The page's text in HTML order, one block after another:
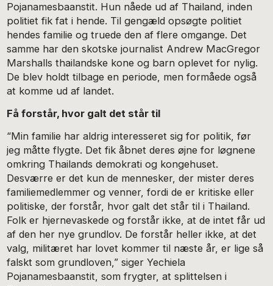
Pojanamesbaanstit. Hun nåede ud af Thailand, inden
politiet fik fat i hende. Til gengæld opsøgte politiet
hendes familie og truede den af flere omgange. Det
samme har den skotske journalist Andrew MacGregor
Marshalls thailandske kone og barn oplevet for nylig.
De blev holdt tilbage en periode, men formåede også
at komme ud af landet.
Få forstår, hvor galt det står til
“Min familie har aldrig interesseret sig for politik, før
jeg måtte flygte. Det fik åbnet deres øjne for løgnene
omkring Thailands demokrati og kongehuset.
Desværre er det kun de mennesker, der mister deres
familiemedlemmer og venner, fordi de er kritiske eller
politiske, der forstår, hvor galt det står til i Thailand.
Folk er hjernevaskede og forstår ikke, at de intet får ud
af den her nye grundlov. De forstår heller ikke, at det
valg, militæret har lovet kommer til næste år, er lige så
falskt som grundloven,” siger Yechiela
Pojanamesbaanstit, som frygter, at splittelsen i